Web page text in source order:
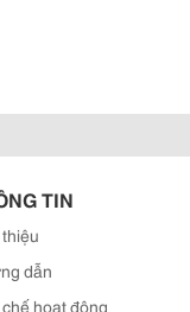
TIN
dẫn
hoạt động